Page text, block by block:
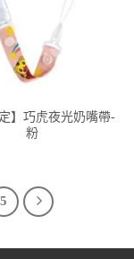
定】巧虎夜光奶嘴帶-
粉
5